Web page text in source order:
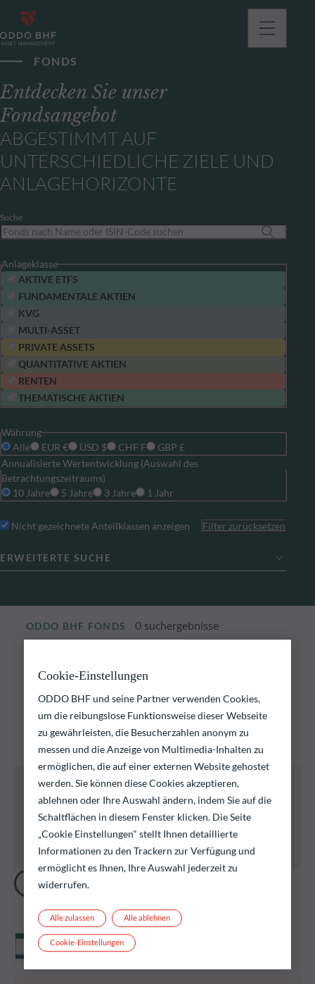
FONDS
Entdecken Sie unser
Fondsangebot
ABGESTIMMT AUF
UNTERSCHIEDLICHE ZIELE UND
ANLAGEHORIZONTE
Suche
Anlageklasse
AKTIVE ETFS
FUNDAMENTALE AKTIEN
KVG
MULTI-ASSET
PRIVATE ASSETS
QUANTITATIVE AKTIEN
RENTEN
THEMATISCHE AKTIEN
Währung
Alle
EUR € USD $ CHF F
GBP £
Annualisierte Wertentwicklung (Auswahl des
Betrachtungszeitraums)
10 Jahre
5 Jahre 3 Jahre 1 Jahr
Nicht gezeichnete Anteilklassen anzeigen Filter zurücksetzen
ERWEITERTE SUCHE
ODDO BHF FONDS 0 suchergebnisse
Fonds
Entdecken Sie unsere Fondsauswahl und finden Sie die
Fonds, die Ihren Anlagezielen entsprechen
Alle nachstehend aufgeführten Fonds bergen das
Risiko eines Kapitalverlusts.
Wir erinnern daran, dass die Wertentwicklung in
der Vergangenheit keine Rückschlüsse auf die
künftige Wertentwicklung zulässt. Sie schwankt im
Laufe der Zeit.
Nettoinventarwert
Cookie-Einstellungen
ODDO BHF und seine Partner verwenden Cookies,
um die reibungslose Funktionsweise dieser Webseite
zu gewährleisten, die Besucherzahlen anonym zu
messen und die Anzeige von Multimedia-Inhalten zu
ermöglichen, die auf einer externen Website gehostet
werden. Sie können diese Cookies akzeptieren,
ablehnen oder Ihre Auswahl ändern, indem Sie auf die
Schaltflächen in diesem Fenster klicken. Die Seite
„Cookie Einstellungen" stellt Ihnen detaillierte
Informationen zu den Trackern zur Verfügung und
ermöglicht es Ihnen, Ihre Auswahl jederzeit zu
widerrufen.
Alle ablehnen
Alle zulassen
Cookie-Einstellungen